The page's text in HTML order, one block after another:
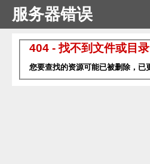
服务器错误
404 - 找不到文件或目录
您要查找的资源可能已被删除，已